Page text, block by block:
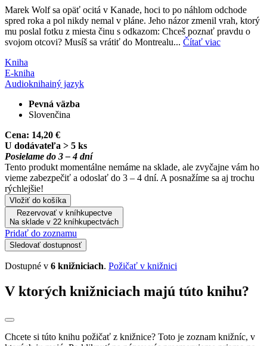
Marek Wolf sa opäť ocitá v Kanade, hoci to po náhlom odchode
spred roka a pol nikdy nemal v pláne. Jeho názor zmenil vrah, ktorý
mu poslal fotku z miesta činu s odkazom: Chceš poznať pravdu o
svojom otcovi? Musíš sa vrátiť do Montrealu... Čítať viac
Kniha
E-kniha
Audioknihainý jazyk
Pevná väzba
Slovenčina
Cena: 14,20 €
U dodávateľa > 5 ks
Posielame do 3 – 4 dní
Tento produkt momentálne nemáme na sklade, ale zvyčajne vám ho
vieme zabezpečiť a odoslať do 3 – 4 dní. A posnažíme sa aj trochu
rýchlejšie!
Vložiť do košíka
Rezervovať v kníhkupectve
Na sklade v 22 kníhkupectvách
Pridať do zoznamu
Sledovať dostupnosť
Dostupné v 6 knižniciach. Požičať v knižnici
V ktorých knižniciach majú túto knihu?
Chcete si túto knihu požičať z knižnice? Toto je zoznam knižníc, v